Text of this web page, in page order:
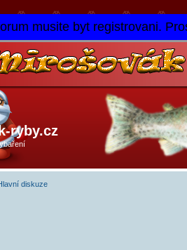
musite byt registrovani.
ryby.cz
diskuze